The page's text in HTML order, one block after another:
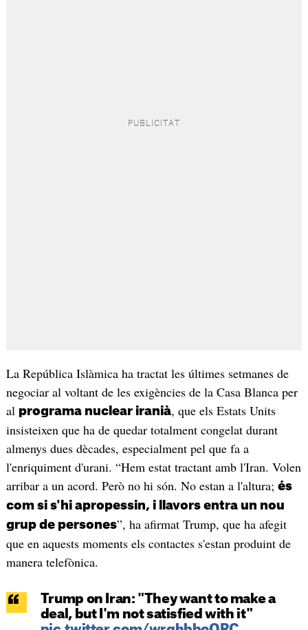
La República Islàmica ha tractat les últimes setmanes de
negociar al voltant de les exigències de la Casa Blanca per
al programa nuclear iranià, que els Estats Units
insisteixen que ha de quedar totalment congelat durant
almenys dues dècades, especialment pel que fa a
l'enriquiment d'urani. “Hem estat tractant amb l'Iran. Volen
arribar a un acord. Però no hi són. No estan a l'altura; és
com si s'hi apropessin, i llavors entra un nou
grup de persones”, ha afirmat Trump, que ha afegit
que en aquests moments els contactes s'estan produint de
manera telefònica.
Trump on Iran: "They want to make a
deal, but I'm not satisfied with it"